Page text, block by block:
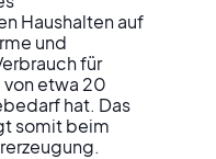
Haushalten auf
und
für
von etwa 20
hat. Das
somit beim